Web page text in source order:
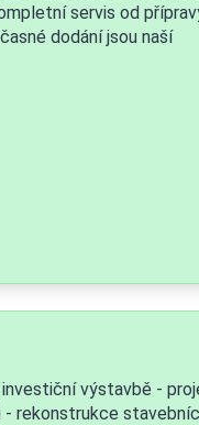
servis od
dodání jsou naší
výstavbě -
- rekonstrukce